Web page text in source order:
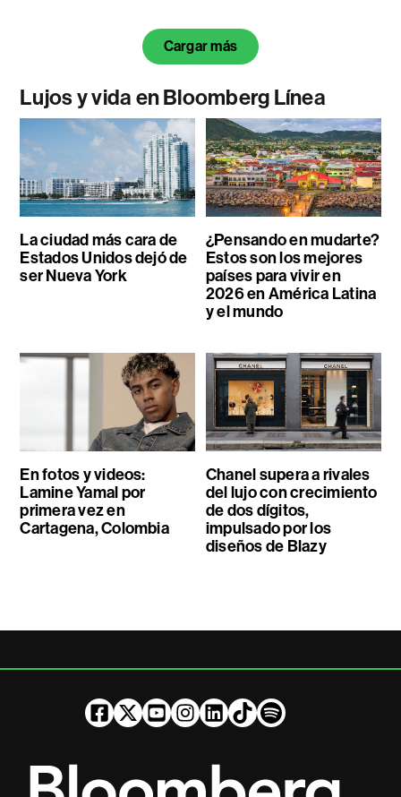
Cargar más
Lujos y vida en Bloomberg Línea
La ciudad más cara de
Estados Unidos dejó de
ser Nueva York
¿Pensando en mudarte?
Estos son los mejores
países para vivir en
2026 en América Latina
y el mundo
En fotos y videos:
Lamine Yamal por
primera vez en
Cartagena, Colombia
Chanel supera a rivales
del lujo con crecimiento
de dos dígitos,
impulsado por los
diseños de Blazy